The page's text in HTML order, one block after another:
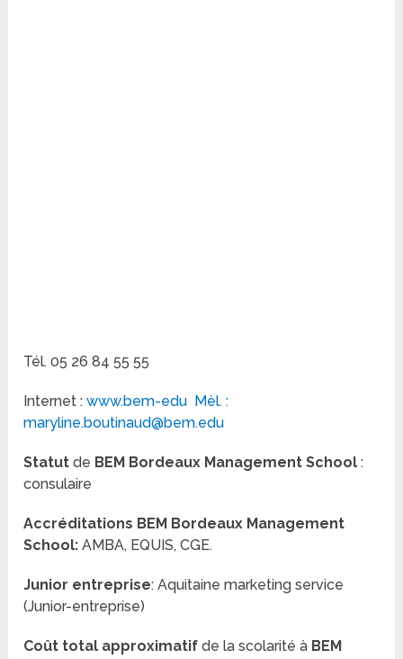
Tél. 05 26 84 55 55
Internet :www.bem-edu Mèl. :
maryline.boutinaud@bem.edu
Statutde BEM Bordeaux Management School:
consulaire
Accréditations BEM Bordeaux Management
School: AMBA, EQUIS, CGE.
Junior entreprise: Aquitaine marketing service
(Junior-entreprise)
Coût total approximatifde la scolarité à BEM